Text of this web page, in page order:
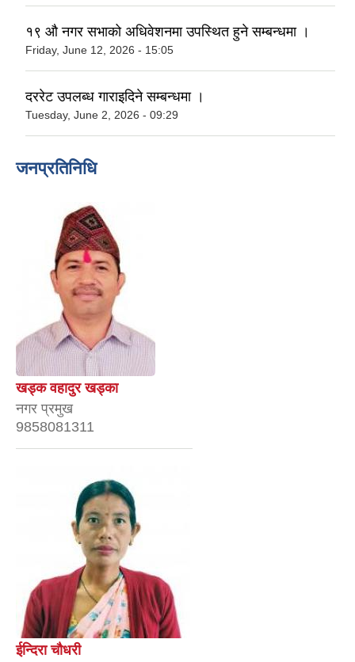
१९ औ नगर सभाको अधिवेशनमा उपस्थित हुने सम्बन्धमा ।
Friday, June 12, 2026 - 15:05
दररेट उपलब्ध गाराइदिने सम्बन्धमा ।
Tuesday, June 2, 2026 - 09:29
जनप्रतिनिधि
खड्क वहादुर खड्का
नगर प्रमुख
9858081311
ईन्दिरा चौधरी